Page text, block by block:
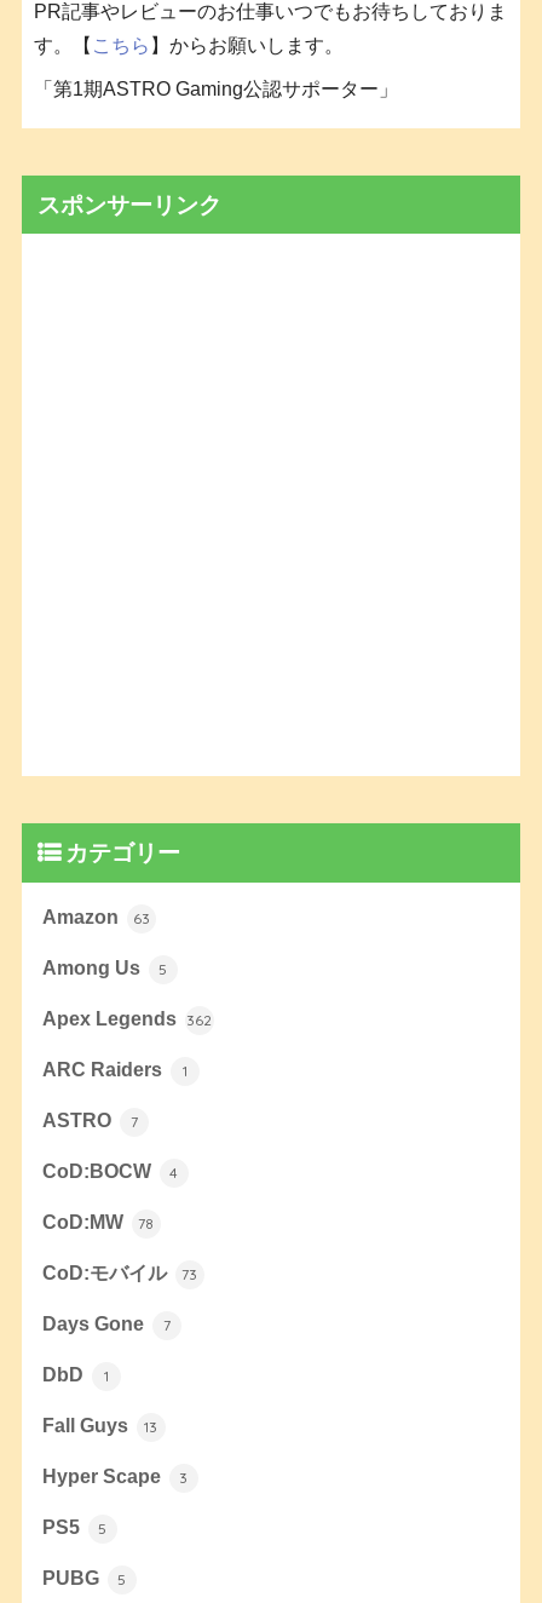
PR記事やレビューのお仕事いつでもお待ちしておりま
す。【 こちら 】からお願いします。
「第1期ASTRO Gaming公認サポーター」
スポンサーリンク
カテゴリー
Amazon 63
Among Us 5
Apex Legends 362
ARC Raiders 1
ASTRO 7
CoD:BOCW 4
CoD:MW 78
CoD:モバイル 73
Days Gone 7
DbD 1
Fall Guys 13
Hyper Scape 3
PS5 5
PUBG 5